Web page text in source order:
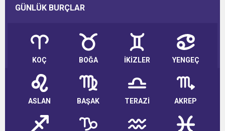
GÜNLÜK BURÇLAR
KOÇ BOĞA İKİZLER YENGEÇ
ASLAN BAŞAK TERAZİ AKREP